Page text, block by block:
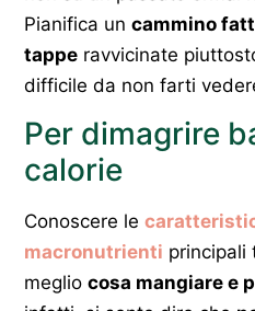
Pianifica un cammino
tappe ravvicinate
difficile da non farti
Per dimagrire
calorie
Conoscere le
macronutrienti principali
meglio cosa mangiare e